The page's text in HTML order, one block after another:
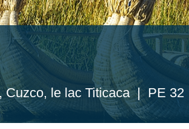
Cuzco, le lac Titicaca | PE 32